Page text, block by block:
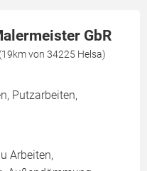
GbR
von 34225 Helsa)
Putzarbeiten,
Arbeiten,